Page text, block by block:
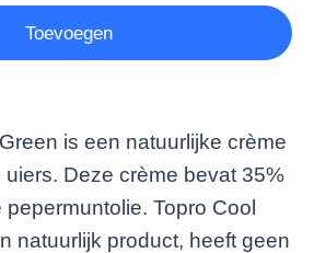
Toevoegen
is een natuurlijke crème
Deze crème bevat 35%
Topro Cool
natuurlijk product, heeft geen